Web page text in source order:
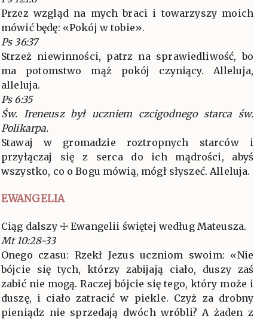
Przez wzgląd na mych braci i towarzyszy moich
mówić będę: «Pokój w tobie».
Ps 36:37
Strzeż niewinności, patrz na sprawiedliwość, bo
ma potomstwo mąż pokój czyniący. Alleluja,
alleluja.
Ps 6:35
Św. Ireneusz był uczniem czcigodnego starca św.
Polikarpa.
Stawaj w gromadzie roztropnych starców i
przyłączaj się z serca do ich mądrości, abyś
wszystko, co o Bogu mówią, mógł słyszeć. Alleluja.
EWANGELIA
Ciąg dalszy ☩ Ewangelii świętej według Mateusza.
Mt 10:28-33
Onego czasu: Rzekł Jezus uczniom swoim: «Nie
bójcie się tych, którzy zabijają ciało, duszy zaś
zabić nie mogą. Raczej bójcie się tego, który może i
duszę, i ciało zatracić w piekle. Czyż za drobny
pieniądz nie sprzedają dwóch wróbli? A żaden z